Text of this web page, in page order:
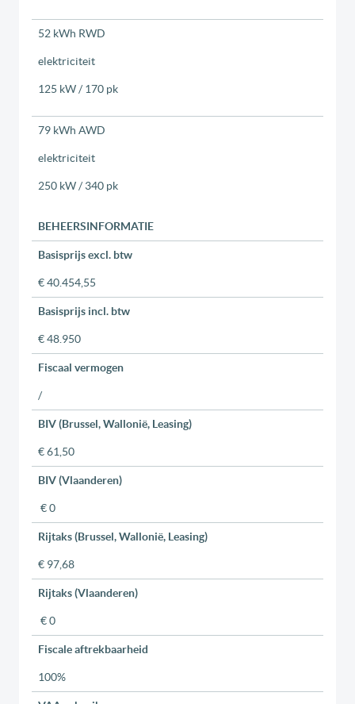
52 kWh RWD
elektriciteit
125 kW / 170 pk
79 kWh AWD
elektriciteit
250 kW / 340 pk
BEHEERSINFORMATIE
Basisprijs excl. btw
€ 40.454,55
Basisprijs incl. btw
€ 48.950
Fiscaal vermogen
/
BIV (Brussel, Wallonië, Leasing)
€ 61,50
BIV (Vlaanderen)
€ 0
Rijtaks (Brussel, Wallonië, Leasing)
€ 97,68
Rijtaks (Vlaanderen)
€ 0
Fiscale aftrekbaarheid
100%